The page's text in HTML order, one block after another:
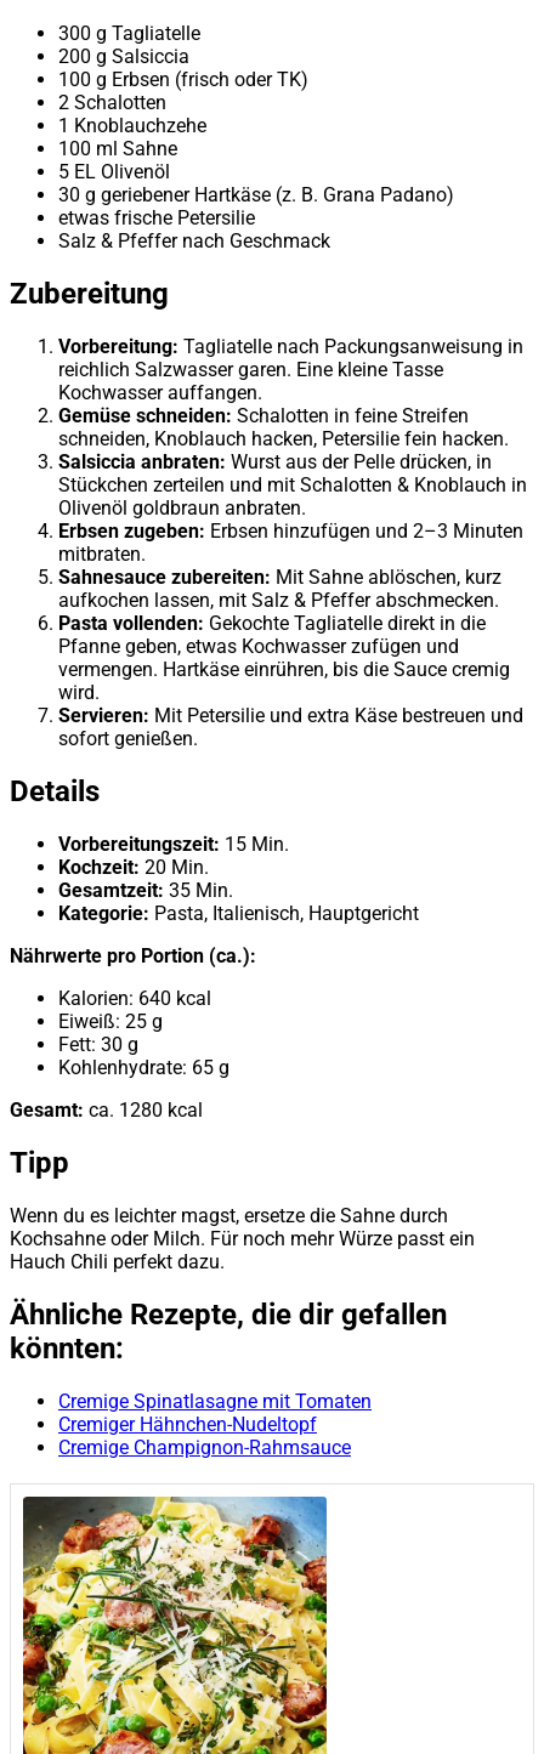
300 g Tagliatelle
200 g Salsiccia
100 g Erbsen (frisch oder TK)
2 Schalotten
1 Knoblauchzehe
100 ml Sahne
5 EL Olivenöl
30 g geriebener Hartkäse (z. B. Grana Padano)
etwas frische Petersilie
Salz & Pfeffer nach Geschmack
Zubereitung
Vorbereitung: Tagliatelle nach Packungsanweisung in
reichlich Salzwasser garen. Eine kleine Tasse
Kochwasser auffangen.
Gemüse schneiden: Schalotten in feine Streifen
schneiden, Knoblauch hacken, Petersilie fein hacken.
Salsiccia anbraten: Wurst aus der Pelle drücken, in
Stückchen zerteilen und mit Schalotten & Knoblauch in
Olivenöl goldbraun anbraten.
Erbsen zugeben: Erbsen hinzufügen und 2–3 Minuten
mitbraten.
Sahnesauce zubereiten: Mit Sahne ablöschen, kurz
aufkochen lassen, mit Salz & Pfeffer abschmecken.
Pasta vollenden: Gekochte Tagliatelle direkt in die
Pfanne geben, etwas Kochwasser zufügen und
vermengen. Hartkäse einrühren, bis die Sauce cremig
wird.
Servieren: Mit Petersilie und extra Käse bestreuen und
sofort genießen.
Details
Vorbereitungszeit: 15 Min.
Kochzeit: 20 Min.
Gesamtzeit: 35 Min.
Kategorie: Pasta, Italienisch, Hauptgericht
Nährwerte pro Portion (ca.):
Kalorien: 640 kcal
Eiweiß: 25 g
Fett: 30 g
Kohlenhydrate: 65 g
Gesamt: ca. 1280 kcal
Tipp
Wenn du es leichter magst, ersetze die Sahne durch
Kochsahne oder Milch. Für noch mehr Würze passt ein
Hauch Chili perfekt dazu.
Ähnliche Rezepte, die dir gefallen
könnten:
Cremige Spinatlasagne mit Tomaten
Cremiger Hähnchen-Nudeltopf
Cremige Champignon-Rahmsauce